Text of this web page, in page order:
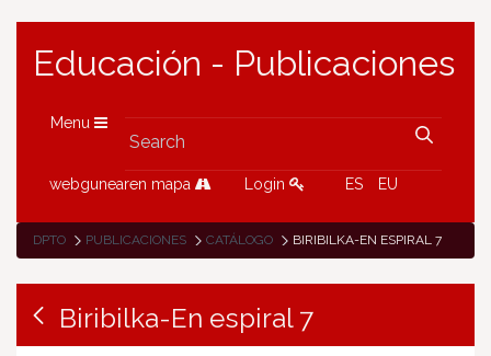
Educación - Publicaciones
Menu
webgunearen mapa Login ES EU
DPTO PUBLICACIONES CATÁLOGO BIRIBILKA-EN ESPIRAL 7
Biribilka-En espiral 7